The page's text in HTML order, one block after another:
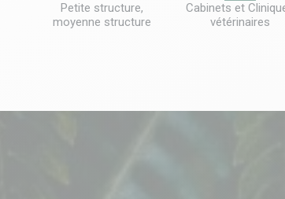
Petite structure,
moyenne structure
Cabinets et
vétérinaires